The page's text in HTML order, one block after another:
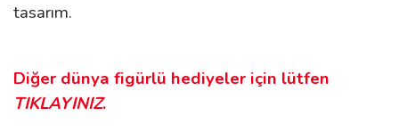
tasarım.
Diğer dünya figürlü hediyeler için lütfen
TIKLAYINIZ.